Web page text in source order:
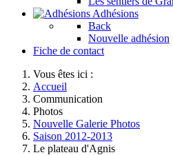
Adhésions
Back
Nouvelle adhésion
Fiche de contact
Vous êtes ici :
Accueil
Communication
Photos
Nouvelle Galerie Photos
Saison 2012-2013
Le plateau d'Agnis